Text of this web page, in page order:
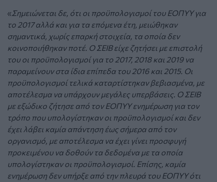
« Σημειώνεται δε, ότι οι προϋπολογισμοί του ΕΟΠΥΥ για
το 2017 αλλά και για τα επόμενα έτη, μειώθηκαν
σημαντικά, χωρίς επαρκή στοιχεία, τα οποία δεν
κοινοποιήθηκαν ποτέ. Ο ΣΕΙΒ είχε ζητήσει με επιστολή
του οι προϋπολογισμοί για το 2017, 2018 και 2019 να
παραμείνουν στα ίδια επίπεδα του 2016 και 2015. Οι
προϋπολογισμοί τελικά καταρτίστηκαν βεβιασμένα, με
αποτέλεσμα να υπάρχουν μεγάλες υπερβάσεις. Ο ΣΕΙΒ
με εξώδικο ζήτησε από τον ΕΟΠΥΥ ενημέρωση για τον
τρόπο που υπολογίστηκαν οι προϋπολογισμοί και δεν
έχει λάβει καμία απάντηση έως σήμερα από τον
οργανισμό, με αποτέλεσμα να έχει γίνει προσφυγή
προκειμένου να δοθούν τα δεδομένα με τα οποία
υπολογίστηκαν οι προϋπολογισμοί. Επίσης, καμία
ενημέρωση δεν υπήρξε από την πλευρά του ΕΟΠΥΥ ότι